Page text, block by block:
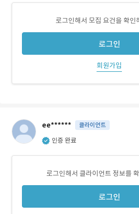
로그인해서 모집 요건을 확인
로그인
회원가입
ee****** 클라이언트
인증 완료
로그인해서 클라이언트 정보를
로그인